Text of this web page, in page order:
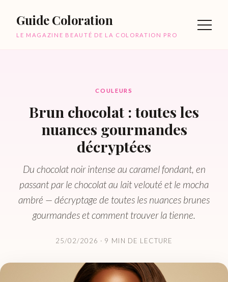
Guide Coloration
LE MAGAZINE BEAUTÉ DE LA COLORATION PRO
COULEURS
Brun chocolat : toutes les
nuances gourmandes
décryptées
Du chocolat noir intense au caramel fondant, en
passant par le chocolat au lait velouté et le mocha
ambré — décryptage de toutes les nuances brunes
gourmandes et comment trouver la tienne.
25/02/2026 · 9 MIN DE LECTURE